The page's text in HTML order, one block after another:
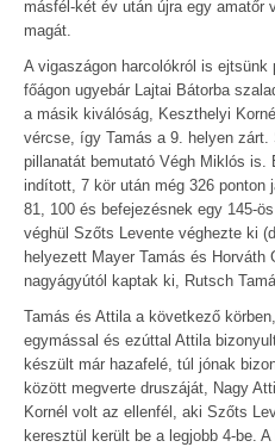
másfél-két év után újra egy amatőr
magát.
A vigaszágon harcolókról is
főágon ugyebár Lajtai Bátorba
a másik kiválóság, Keszthelyi
vércse, így Tamás a 9. helyen
pillanatát bemutató Végh Miklós is.
indított, 7 kör után még 326 ponton
81, 100 és befejezésnek egy 145-
véghül Szőts Levente véghezte ki
helyezett Mayer Tamás és Horváth
nagyágyútól kaptak ki, Rutsch
Tamás és Attila a következő
egymással és ezúttal Attila
készült már hazafelé, túl jónak
között megverte druszáját, Nagy
Kornél volt az ellenfél, aki Szőts
keresztül került be a legjobb 4-be.